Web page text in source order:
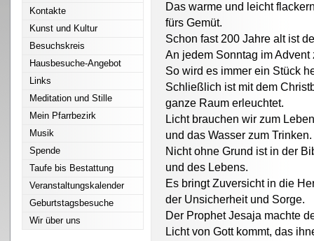
Kontakte
Kunst und Kultur
Besuchskreis
Hausbesuche-Angebot
Links
Meditation und Stille
Mein Pfarrbezirk
Musik
Spende
Taufe bis Bestattung
Veranstaltungskalender
Geburtstagsbesuche
Wir über uns
Das warme und leicht
fürs Gemüt.
Schon fast 200 Jahre alt ist
An jedem Sonntag im
So wird es immer ein Stück
Schließlich ist mit dem
ganze Raum erleuchtet.
Licht brauchen wir zum
und das Wasser zum Trinken.
Nicht ohne Grund ist in der
und des Lebens.
Es bringt Zuversicht in die
der Unsicherheit und Sorge.
Der Prophet Jesaja machte
Licht von Gott kommt, das